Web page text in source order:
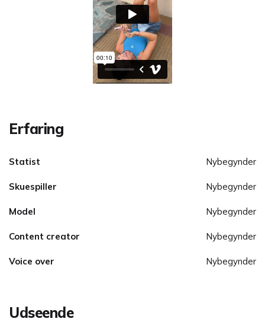
Erfaring
Statist Nybegynder
Skuespiller Nybegynder
Model Nybegynder
Content creator Nybegynder
Voice over Nybegynder
Udseende